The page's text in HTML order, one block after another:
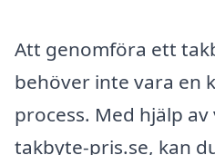
Att genomföra ett
behöver inte vara en
process. Med hjälp
takbyte-pris.se, kan